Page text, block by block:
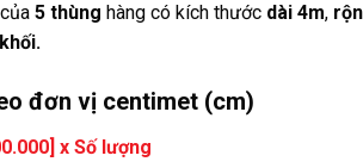
5 thùng hàng có kích thước dài 4m,
đơn vị centimet (cm)
x Số lượng